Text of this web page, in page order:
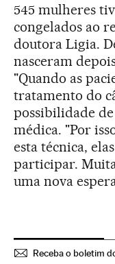
545 mulheres
congelados ao
doutora Ligia.
nasceram
"Quando as
tratamento do
possibilidade
médica. "Por
esta técnica,
participar.
uma nova
Receba o boletim